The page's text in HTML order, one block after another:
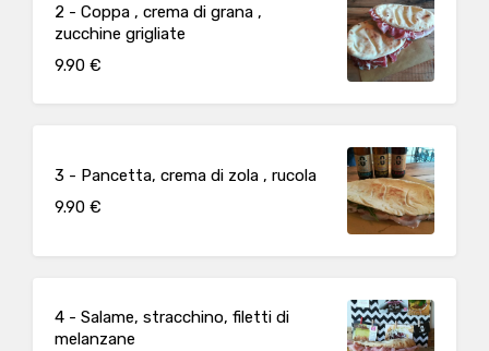
2 - Coppa , crema di grana ,
zucchine grigliate
9.90 €
3 - Pancetta, crema di zola , rucola
9.90 €
4 - Salame, stracchino, filetti di
melanzane